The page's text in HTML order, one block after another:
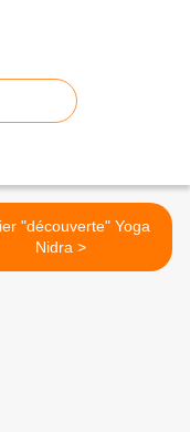
"découverte" Yoga
Nidra >